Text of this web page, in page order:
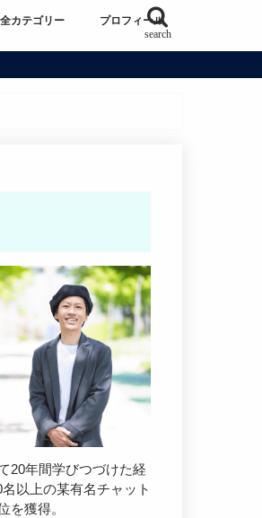
search
全カテゴリー プロフィール
20年間学びつづけた経
以上の某有名チャット
を獲得。